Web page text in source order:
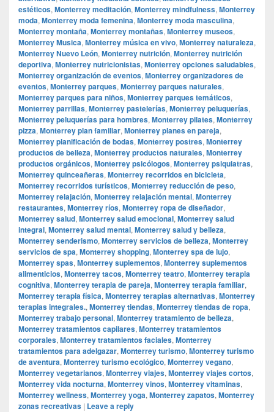
estéticos, Monterrey meditación, Monterrey mindfulness, Monterrey
moda, Monterrey moda femenina, Monterrey moda masculina,
Monterrey montaña, Monterrey montañas, Monterrey museos,
Monterrey Musica, Monterrey música en vivo, Monterrey naturaleza,
Monterrey Nuevo León, Monterrey nutrición, Monterrey nutrición
deportiva, Monterrey nutricionistas, Monterrey opciones saludables,
Monterrey organización de eventos, Monterrey organizadores de
eventos, Monterrey parques, Monterrey parques naturales,
Monterrey parques para niños, Monterrey parques temáticos,
Monterrey parrillas, Monterrey pastelerías, Monterrey peluquerías,
Monterrey peluquerías para hombres, Monterrey pilates, Monterrey
pizza, Monterrey plan familiar, Monterrey planes en pareja,
Monterrey planificación de bodas, Monterrey postres, Monterrey
productos de belleza, Monterrey productos naturales, Monterrey
productos orgánicos, Monterrey psicólogos, Monterrey psiquiatras,
Monterrey quinceañeras, Monterrey recorridos en bicicleta,
Monterrey recorridos turísticos, Monterrey reducción de peso,
Monterrey relajación, Monterrey relajación mental, Monterrey
restaurantes, Monterrey ríos, Monterrey ropa de diseñador,
Monterrey salud, Monterrey salud emocional, Monterrey salud
integral, Monterrey salud mental, Monterrey salud y belleza,
Monterrey senderismo, Monterrey servicios de belleza, Monterrey
servicios de spa, Monterrey shopping, Monterrey spa de lujo,
Monterrey spas, Monterrey suplementos, Monterrey suplementos
alimenticios, Monterrey tacos, Monterrey teatro, Monterrey terapia
cognitiva, Monterrey terapia de pareja, Monterrey terapia familiar,
Monterrey terapia física, Monterrey terapias alternativas, Monterrey
terapias integrales., Monterrey tiendas, Monterrey tiendas de ropa,
Monterrey trabajo personal, Monterrey tratamiento de belleza,
Monterrey tratamientos capilares, Monterrey tratamientos
corporales, Monterrey tratamientos faciales, Monterrey
tratamientos para adelgazar, Monterrey turismo, Monterrey turismo
de aventura, Monterrey turismo ecológico, Monterrey vegano,
Monterrey vegetarianos, Monterrey viajes, Monterrey viajes cortos,
Monterrey vida nocturna, Monterrey vinos, Monterrey vitaminas,
Monterrey wellness, Monterrey yoga, Monterrey zapatos, Monterrey
zonas recreativas | Leave a reply